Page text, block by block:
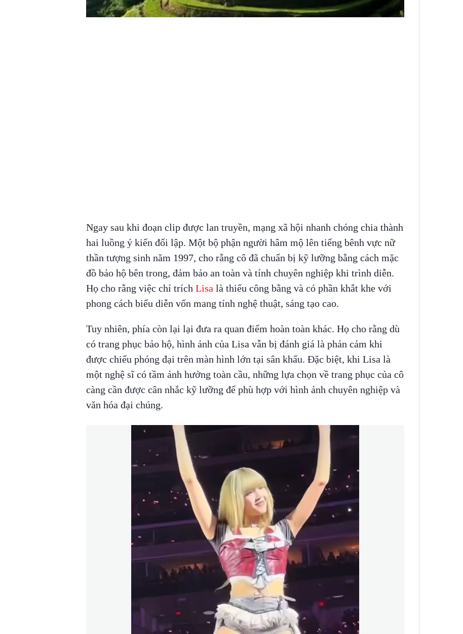
Ngay sau khi đoạn clip được lan truyền, mạng xã hội nhanh chóng chia thành
hai luồng ý kiến đối lập. Một bộ phận người hâm mộ lên tiếng bênh vực nữ
thần tượng sinh năm 1997, cho rằng cô đã chuẩn bị kỹ lưỡng bằng cách mặc
đồ bảo hộ bên trong, đảm bảo an toàn và tính chuyên nghiệp khi trình diễn.
Họ cho rằng việc chỉ trích Lisa là thiếu công bằng và có phần khắt khe với
phong cách biểu diễn vốn mang tính nghệ thuật, sáng tạo cao.
Tuy nhiên, phía còn lại lại đưa ra quan điểm hoàn toàn khác. Họ cho rằng dù
có trang phục bảo hộ, hình ảnh của Lisa vẫn bị đánh giá là phản cảm khi
được chiếu phóng đại trên màn hình lớn tại sân khấu. Đặc biệt, khi Lisa là
một nghệ sĩ có tầm ảnh hưởng toàn cầu, những lựa chọn về trang phục của cô
càng cần được cân nhắc kỹ lưỡng để phù hợp với hình ảnh chuyên nghiệp và
văn hóa đại chúng.